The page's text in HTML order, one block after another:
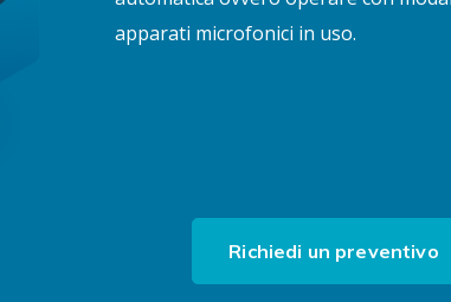
apparati microfonici in uso.
Richiedi un preventivo